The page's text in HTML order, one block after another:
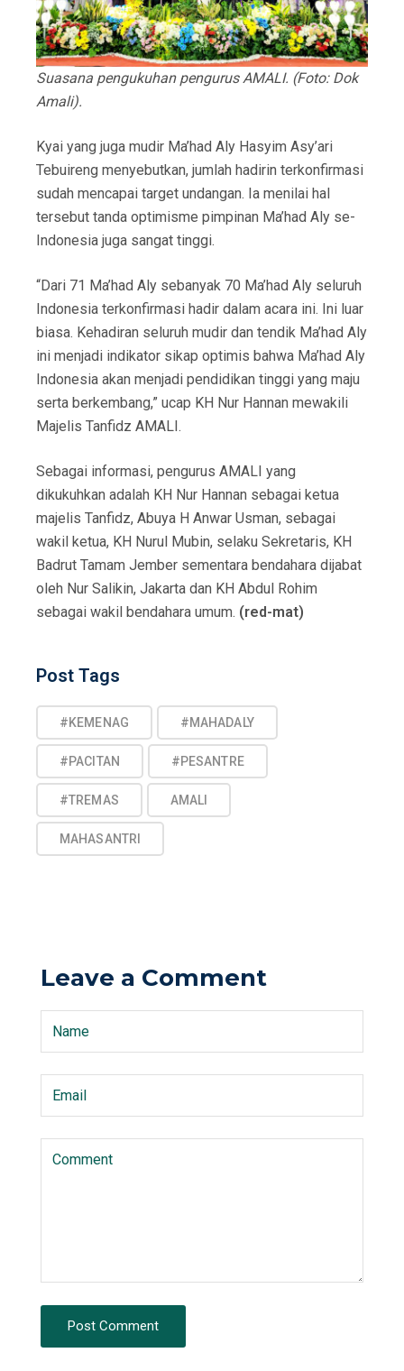
Suasana pengukuhan pengurus AMALI. (Foto: Dok
Amali).
Kyai yang juga mudir Ma’had Aly Hasyim Asy’ari
Tebuireng menyebutkan, jumlah hadirin terkonfirmasi
sudah mencapai target undangan. Ia menilai hal
tersebut tanda optimisme pimpinan Ma’had Aly se-
Indonesia juga sangat tinggi.
“Dari 71 Ma’had Aly sebanyak 70 Ma’had Aly seluruh
Indonesia terkonfirmasi hadir dalam acara ini. Ini luar
biasa. Kehadiran seluruh mudir dan tendik Ma’had Aly
ini menjadi indikator sikap optimis bahwa Ma’had Aly
Indonesia akan menjadi pendidikan tinggi yang maju
serta berkembang,” ucap KH Nur Hannan mewakili
Majelis Tanfidz AMALI.
Sebagai informasi, pengurus AMALI yang
dikukuhkan adalah KH Nur Hannan sebagai ketua
majelis Tanfidz, Abuya H Anwar Usman, sebagai
wakil ketua, KH Nurul Mubin, selaku Sekretaris, KH
Badrut Tamam Jember sementara bendahara dijabat
oleh Nur Salikin, Jakarta dan KH Abdul Rohim
sebagai wakil bendahara umum. (red-mat)
Post Tags
#KEMENAG #MAHADALY
#PACITAN #PESANTRE
#TREMAS AMALI
MAHASANTRI
Leave a Comment
Post Comment